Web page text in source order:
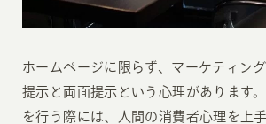
ホームページに限らず、マーケティン
提示と両面提示という心理があります
を行う際には、人間の消費者心理を上